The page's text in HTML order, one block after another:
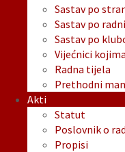
Sastav po
Sastav po
Sastav po
Vijećnici
Radna tijela
Prethodni
Akti
Statut
Poslovnik o
Propisi